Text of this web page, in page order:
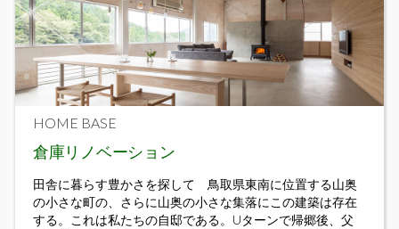
HOME BASE
倉庫リノベーション
田舎に暮らす豊かさを探して 鳥取県東南に位置する山奥
の小さな町の、さらに山奥の小さな集落にこの建築は存在
する。これは私たちの自邸である。Uターンで帰郷後、父